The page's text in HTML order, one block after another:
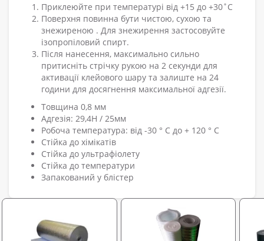
Приклеюйте при температурі від +15 до +30˚С
Поверхня повинна бути чистою, сухою та
знежиреною . Для знежирення застосовуйте
ізопропіловий спирт.
Після нанесення, максимально сильно
притисніть стрічку рукою на 2 секунди для
активації клейового шару та залиште на 24
години для досягнення максимальної адгезії.
Товщина 0,8 мм
Адгезія: 29,4H / 25мм
Робоча температура: від -30 ° C до + 120 ° C
Стійка до хімікатів
Стійка до ультрафіолету
Стійка до температури
Запакований у блістер